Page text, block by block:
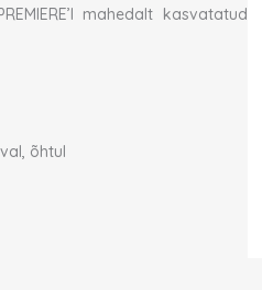
mahedalt kasvatatud
õhtul